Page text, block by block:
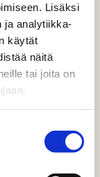
Lisäksi
ja analytiikka-
käytät
näitä
tai joita on